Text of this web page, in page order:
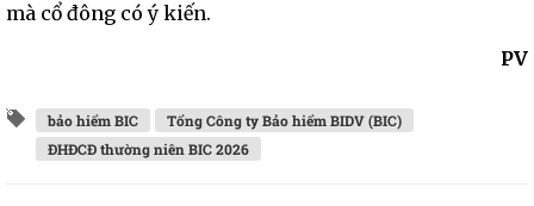
mà cổ đông có ý kiến.
PV
bảo hiểm BIC
Tổng Công ty Bảo hiểm BIDV (BIC)
ĐHĐCĐ thường niên BIC 2026